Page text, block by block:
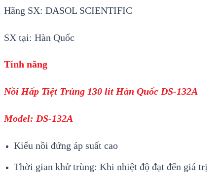
Hãng SX: DASOL SCIENTIFIC
SX tại: Hàn Quốc
Tính năng
Nồi Hấp Tiệt Trùng 130 lít Hàn Quốc DS-132A
Model: DS-132A
Kiểu nồi đứng áp suất cao
Thời gian khử trùng: Khi nhiệt độ đạt đến giá trị